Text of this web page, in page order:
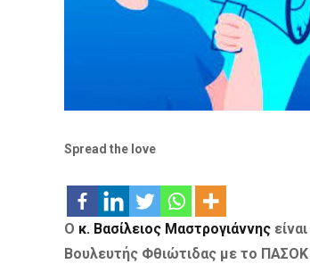
Spread the love
Ο κ. Βασίλειος Μαστρογιάννης είναι
Βουλευτής Φθιώτιδας με το ΠΑΣΟΚ